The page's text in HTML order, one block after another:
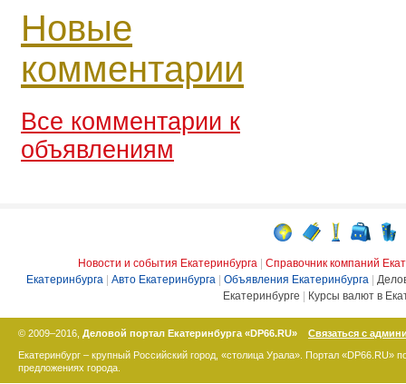
Новые
комментарии
Все комментарии к
объявлениям
Новости и события Екатеринбурга
Справочник компаний
Екатеринбурга
Авто Екатеринбурга Объявления Екатеринбурга
Екатеринбурге
Курсы валют в
© 2009–2016, Деловой портал Екатеринбурга «DP66.RU»
Связаться с
Екатеринбург – крупный Российский город, «столица Урала». Портал «DP66.RU»
предложениях города.